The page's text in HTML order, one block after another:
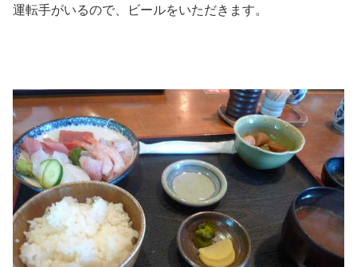
運転手がいるので、ビールをいただきます。